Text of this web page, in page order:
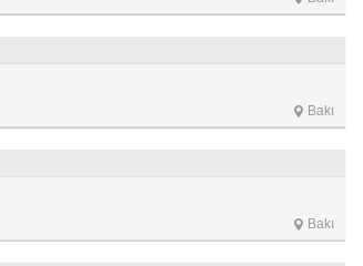
Bakı
Bakı